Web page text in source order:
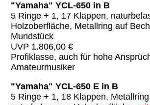
"Yamaha" YCL-650 in B
5 Ringe + 1, 17 Klappen,
Holzoberfläche, Metallring auf
Mundstück
UVP 1.806,00 €
Profiklasse, auch für hohe
Amateurmusiker
"Yamaha" YCL-650 E in B
5 Ringe + 1, 18 Klappen,